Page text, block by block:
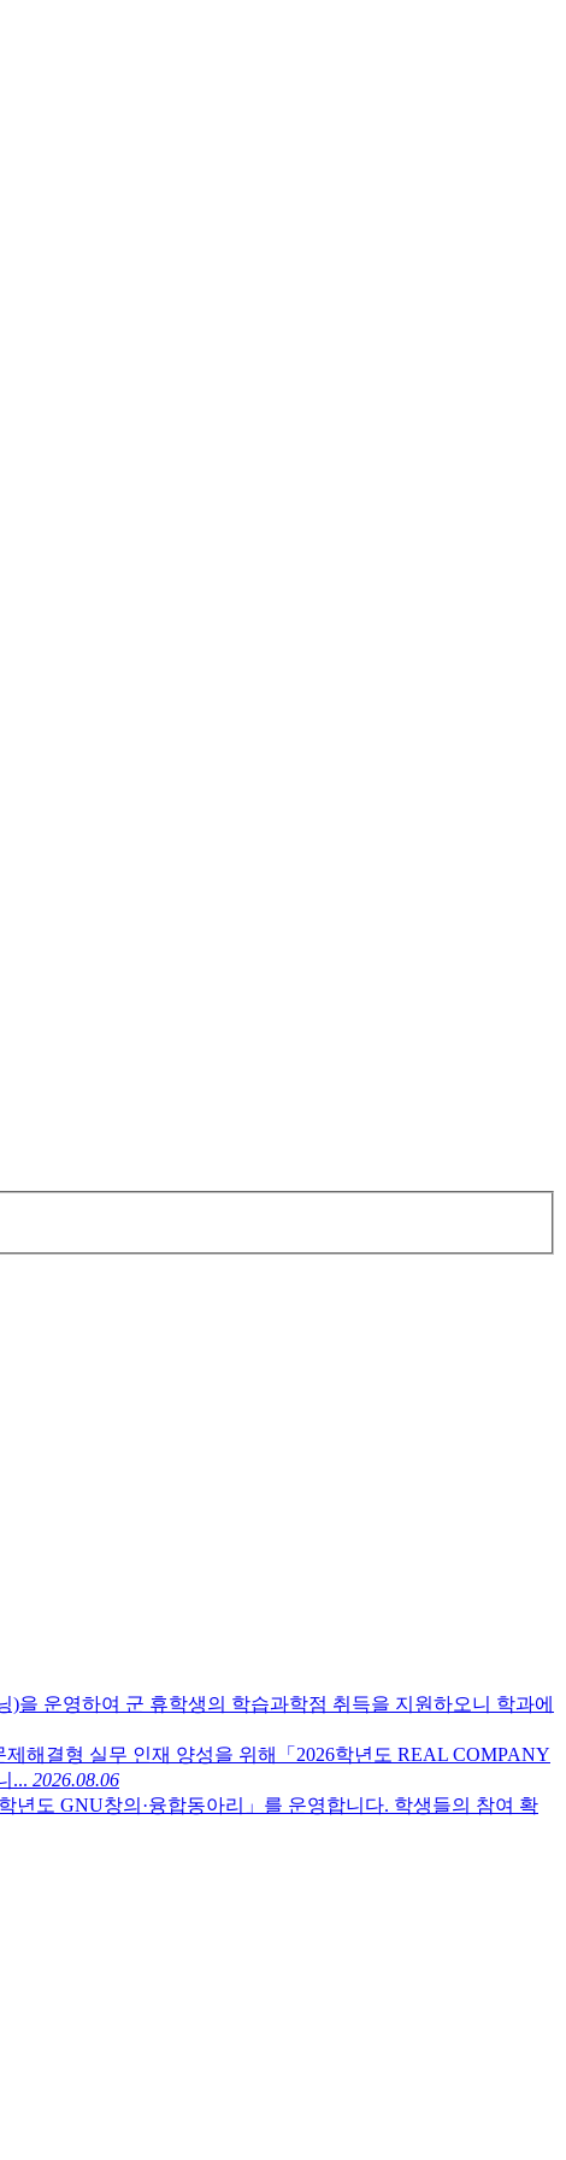
)을 운영하여 군 휴학생의 학습과학점 취득을 지원하오니 학과에
해결형 실무 인재 양성을 위해「2026학년도 REAL COMPANY
... 2026.08.06
년도 GNU창의·융합동아리」를 운영합니다. 학생들의 참여 확